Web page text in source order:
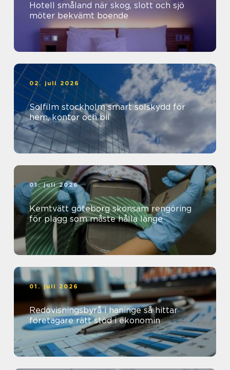
Hotell småland när skog, slott och sjö
möter bekvämt boende
02. juli 2026
Solfilm stockholm smart solskydd för
hem, kontor och bil
01. juli 2026
Kemtvätt göteborg skonsam rengöring
för plagg som måste hålla länge
01. juli 2026
Redovisningsbyrå i haninge så hittar
företagare rätt stöd i ekonomin